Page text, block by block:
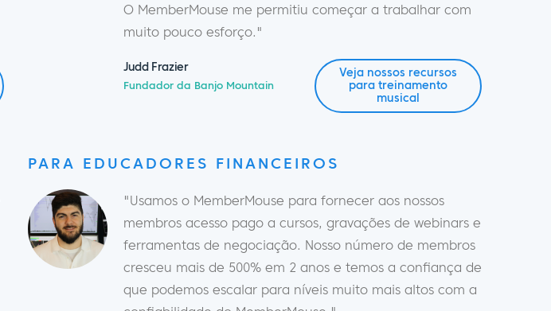
O MemberMouse me permitiu começar a trabalhar com
muito pouco esforço."
Judd Frazier
Fundador da Banjo Mountain
Veja nossos recursos
para treinamento
musical
PARA EDUCADORES FINANCEIROS
"Usamos o MemberMouse para fornecer aos nossos
membros acesso pago a cursos, gravações de webinars e
ferramentas de negociação. Nosso número de membros
cresceu mais de 500% em 2 anos e temos a confiança de
que podemos escalar para níveis muito mais altos com a